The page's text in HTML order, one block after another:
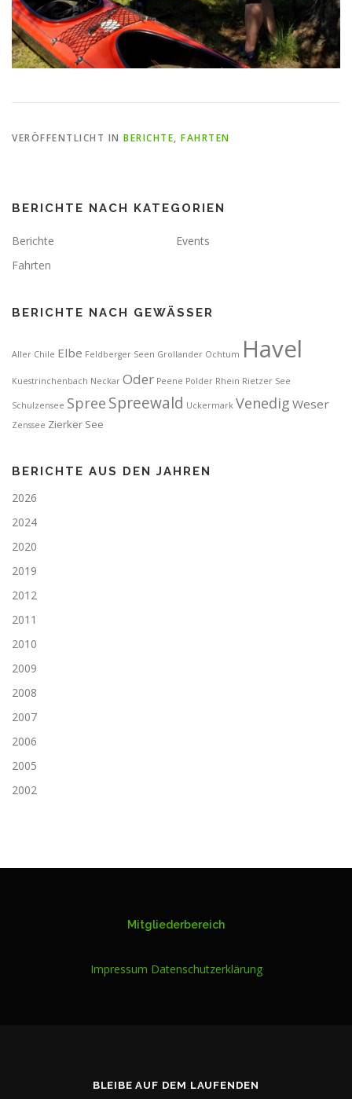
VERÖFFENTLICHT IN BERICHTE, FAHRTEN
BERICHTE NACH KATEGORIEN
Berichte
Events
Fahrten
BERICHTE NACH GEWÄSSER
Aller Chile Elbe Feldberger Seen Grollander Ochtum Havel
Kuestrinchenbach Neckar Oder Peene Polder Rhein Rietzer See
Schulzensee Spree Spreewald Uckermark Venedig Weser
Zenssee Zierker See
BERICHTE AUS DEN JAHREN
2026
2024
2020
2019
2012
2011
2010
2009
2008
2007
2006
2005
2002
Mitgliederbereich
Impressum Datenschutzerklärung
BLEIBE AUF DEM LAUFENDEN